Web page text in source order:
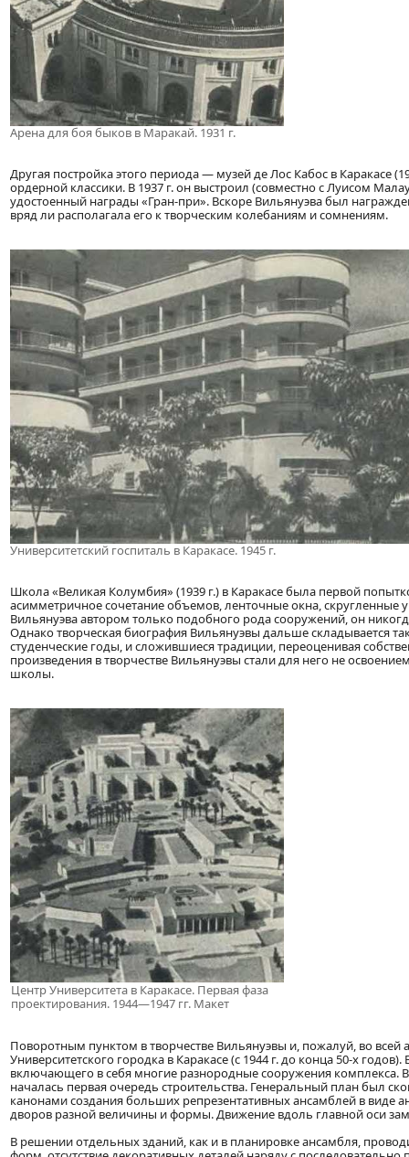
Арена для боя быков в Маракай. 1931 г.
Другая постройка этого периода — музей де Лос Кабос в Каракасе
ордерной классики. В 1937 г. он выстроил (совместно с Луисом
удостоенный награды «Гран-при». Вскоре Вильянуэва был
вряд ли располагала его к творческим колебаниям и сомнениям.
Университетский госпиталь в Каракасе. 1945 г.
Школа «Великая Колумбия» (1939 г.) в Каракасе была первой
асимметричное сочетание объемов, ленточные окна, скругленные
Вильянуэва автором только подобного рода сооружений, он
Однако творческая биография Вильянуэвы дальше складывается
студенческие годы, и сложившиеся традиции, переоценивая
произведения в творчестве Вильянуэвы стали для него не
школы.
Центр Университета в Каракасе. Первая фаза
проектирования. 1944—1947 гг. Макет
Поворотным пунктом в творчестве Вильянуэвы и, пожалуй, во всей
Университетского городка в Каракасе (с 1944 г. до конца 50-х
включающего в себя многие разнородные сооружения комплекса.
началась первая очередь строительства. Генеральный план был
канонами создания больших репрезентативных ансамблей в
дворов разной величины и формы. Движение вдоль главной оси
В решении отдельных зданий, как и в планировке ансамбля,